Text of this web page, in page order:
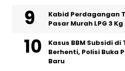
Kabid Perdagangan
Pasar Murah LPG 3
Kasus BBM Subsidi
Berhenti, Polisi Buka
Baru